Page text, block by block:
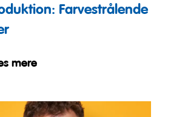
Farvestrålende
mere